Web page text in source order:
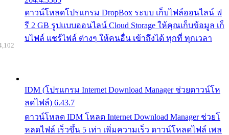
ดาวน์โหลดโปรแกรม DropBox ระบบ เก็บไฟล์ออนไลน์ ฟ
รี 2 GB รูปแบบออนไลน์ Cloud Storage ให้คุณเก็บข้อมูล เก็
บไฟล์ แชร์ไฟล์ ต่างๆ ให้คนอื่น เข้าถึงได้ ทุกที่ ทุกเวลา
IDM (โปรแกรม Internet Download Manager ช่วยดาวน์โห
ลดไฟล์) 6.43.7
ดาวน์โหลด IDM โหลด Internet Download Manager ช่วยโ
หลดไฟล์ เร็วขึ้น 5 เท่า เพิ่มความเร็ว ดาวน์โหลดไฟล์ เพล